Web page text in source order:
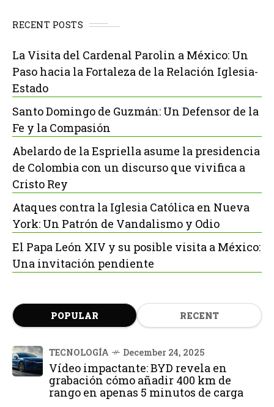
RECENT POSTS
La Visita del Cardenal Parolin a México: Un
Paso hacia la Fortaleza de la Relación Iglesia-
Estado
Santo Domingo de Guzmán: Un Defensor de la
Fe y la Compasión
Abelardo de la Espriella asume la presidencia
de Colombia con un discurso que vivifica a
Cristo Rey
Ataques contra la Iglesia Católica en Nueva
York: Un Patrón de Vandalismo y Odio
El Papa León XIV y su posible visita a México:
Una invitación pendiente
POPULAR RECENT
TECNOLOGÍA December 24, 2025
Vídeo impactante: BYD revela en
grabación cómo añadir 400 km de
rango en apenas 5 minutos de carga